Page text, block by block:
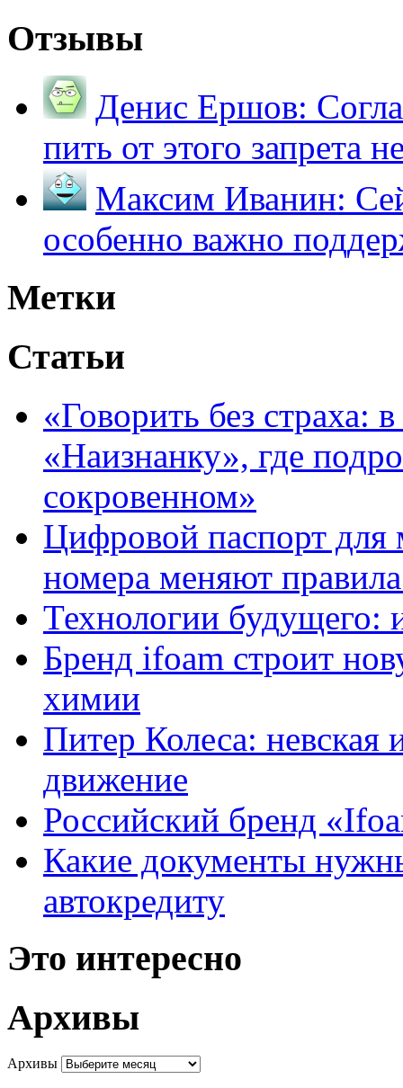
Отзывы
Денис Ершов:
пить от этого запрета
Максим Иванин:
особенно важно
Метки
Статьи
«Говорить без страха:
«Наизнанку», где
сокровенном»
Цифровой паспорт для
номера меняют
Технологии будущего:
Бренд ifoam строит
химии
Питер Колеса: невская
движение
Российский бренд
Какие документы
автокредиту
Это интересно
Архивы
Архивы